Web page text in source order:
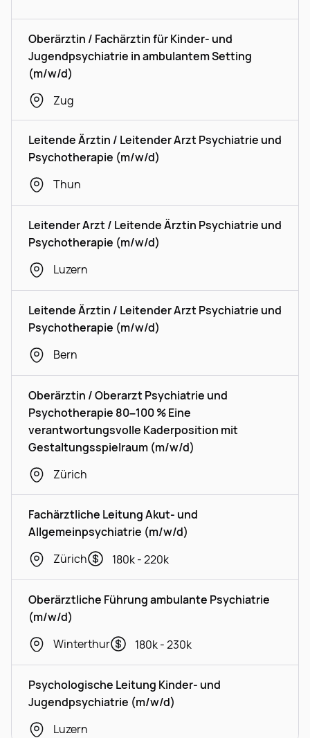
Oberärztin / Fachärztin für Kinder- und
Jugendpsychiatrie in ambulantem Setting
(m/w/d)
Zug
Leitende Ärztin / Leitender Arzt Psychiatrie und
Psychotherapie (m/w/d)
Thun
Leitender Arzt / Leitende Ärztin Psychiatrie und
Psychotherapie (m/w/d)
Luzern
Leitende Ärztin / Leitender Arzt Psychiatrie und
Psychotherapie (m/w/d)
Bern
Oberärztin / Oberarzt Psychiatrie und
Psychotherapie 80–100 % Eine
verantwortungsvolle Kaderposition mit
Gestaltungsspielraum (m/w/d)
Zürich
Fachärztliche Leitung Akut- und
Allgemeinpsychiatrie (m/w/d)
Zürich
180k - 220k
Oberärztliche Führung ambulante Psychiatrie
(m/w/d)
Winterthur
180k - 230k
Psychologische Leitung Kinder- und
Jugendpsychiatrie (m/w/d)
Luzern